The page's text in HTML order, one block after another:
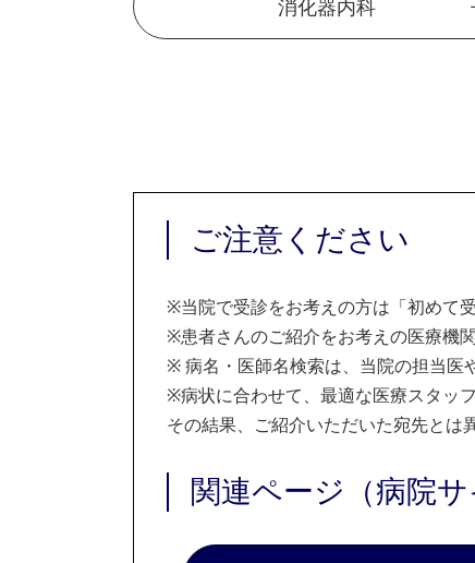
消化器内科
ご注意ください
※当院で受診をお考えの方は「初めて
※患者さんのご紹介をお考えの医療機
※病名・医師名検索は、当院の担当医
※病状に合わせて、最適な医療スタッ
その結果、ご紹介いただいた宛先とは
関連ページ（病院サ